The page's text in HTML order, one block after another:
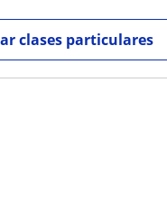
clases particulares